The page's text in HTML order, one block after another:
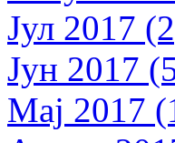
Јул 2017
Јун 2017
Мај 2017